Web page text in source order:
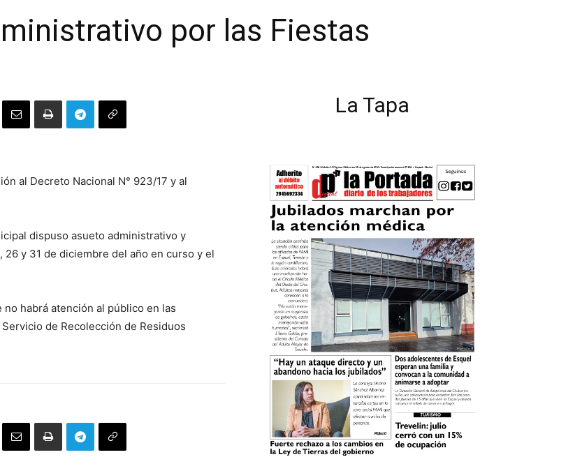
por las Fiestas
al Decreto Nacional N° 923/17 y al
dispuso asueto administrativo y
y 31 de diciembre del año en curso y el
habrá atención al público en las
de Recolección de Residuos
La Tapa